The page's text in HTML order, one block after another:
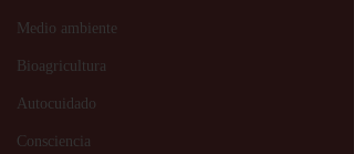
Medio ambiente
Bioagricultura
Autocuidado
Consciencia